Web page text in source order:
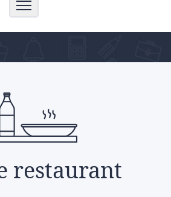
Toggle navigation
restaurant